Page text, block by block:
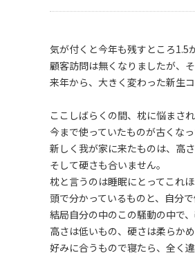
気が付くと今年も残すところ1.5
顧客訪問は無くなりましたが、
来年から、大きく変わった新生
ここしばらくの間、枕に悩まされ
今まで使っていたものが古くな
新しく我が家に来たものは、高
そして硬さも合いません。
枕と言うのは睡眠にとってこれ
頭で分かっているものと、自分
結局自分の中のこの騒動の中で
高さは低いもの、硬さは柔らか
好みに合うもので寝たら、全く